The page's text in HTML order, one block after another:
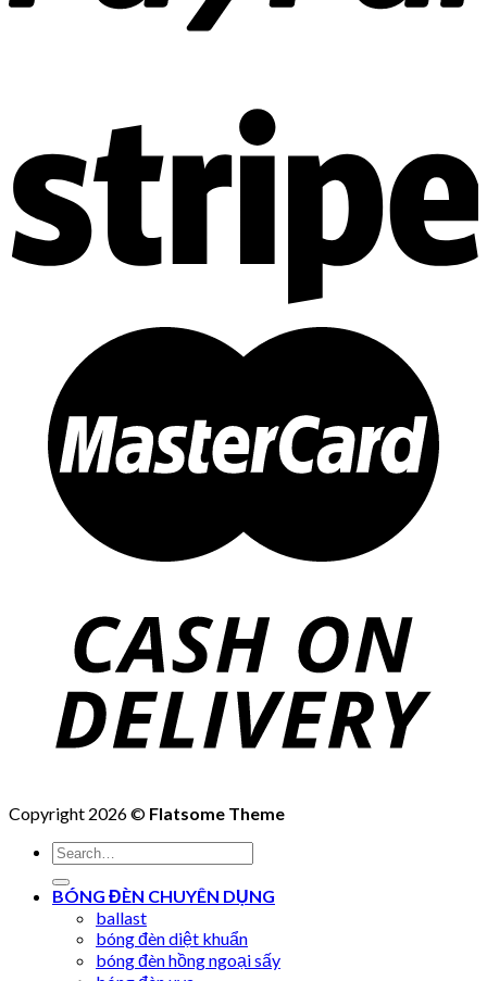
Copyright 2026 © Flatsome Theme
Search
for:
BÓNG ĐÈN CHUYÊN DỤNG
ballast
bóng đèn diệt khuẩn
bóng đèn hồng ngoại sấy